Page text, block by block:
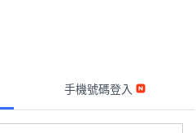
手機號碼登入